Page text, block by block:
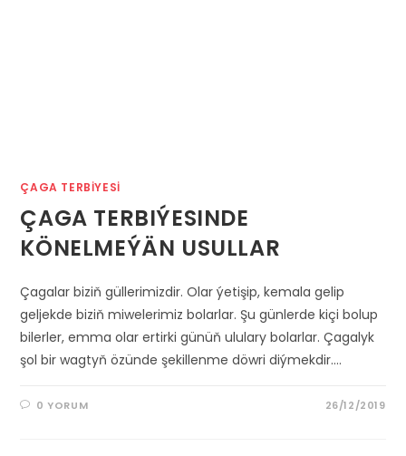
ÇAGA TERBIYESI
ÇAGA TERBIÝESINDE
KÖNELMEÝÄN USULLAR
Çagalar biziň güllerimizdir. Olar ýetişip, kemala gelip
geljekde biziň miwelerimiz bolarlar. Şu günlerde kiçi bolup
bilerler, emma olar ertirki günüň ululary bolarlar. Çagalyk
şol bir wagtyň özünde şekillenme döwri diýmekdir.…
0 YORUM 26/12/2019